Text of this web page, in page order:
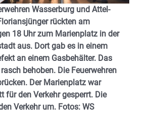
Wasserburg und Attel-
rückten am
18 Uhr zum Marienplatz in der
aus. Dort gab es in einem
an einem Gasbehälter. Das
behoben. Die Feuerwehren
Der Marienplatz war
für den Verkehr gesperrt. Die
Verkehr um. Fotos: WS